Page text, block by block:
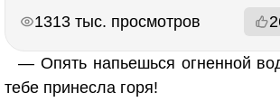
1313 тыс. просмотров
— Опять напьешься огненной
тебе принесла горя!